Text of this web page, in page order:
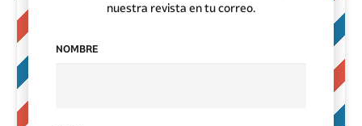
nuestra revista en tu correo.
NOMBRE